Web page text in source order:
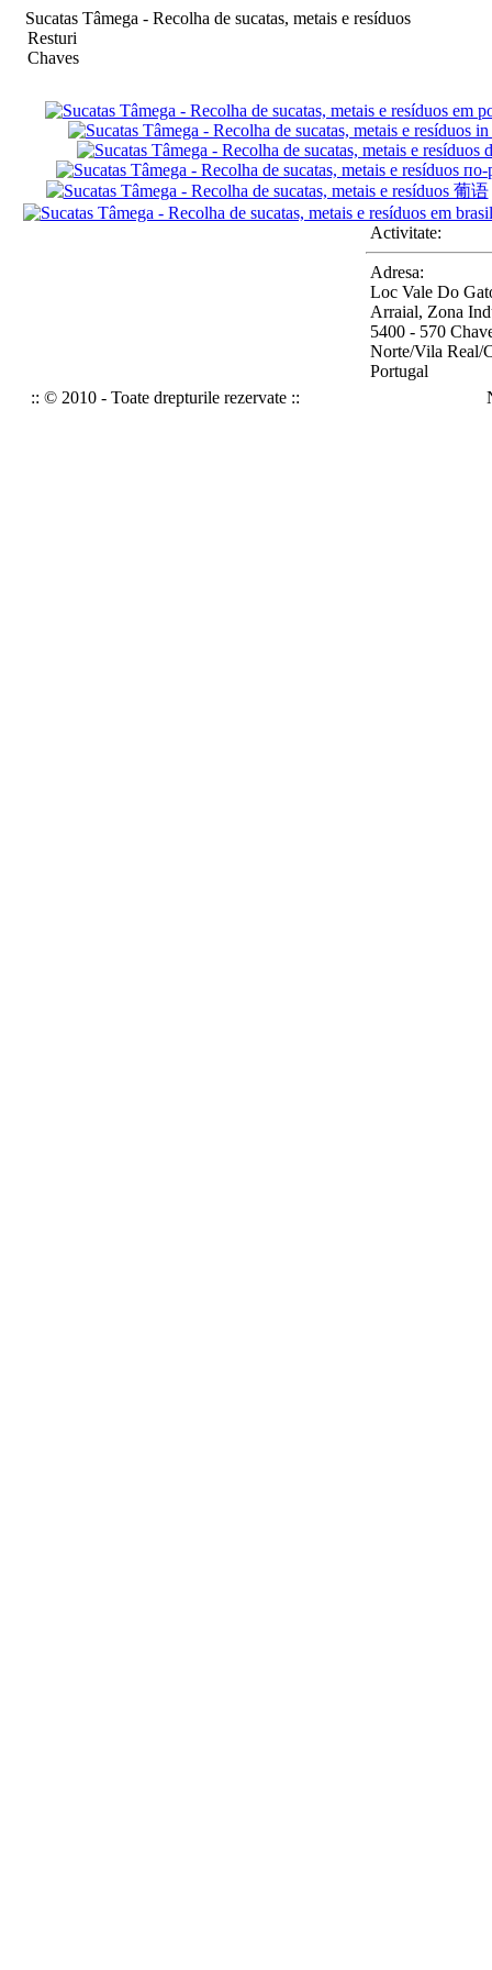
Sucatas Tâmega - Recolha de sucatas, metais e resíduos
Resturi
Chaves
Activitate:
Adresa:
Loc Vale Do
Arraial, Zona
5400 - 570
Norte/Vila Real/
Portugal
:: © 2010 - Toate drepturile rezervate ::